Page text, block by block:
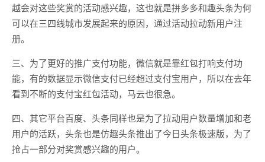
越会对这些奖赏的活动感兴趣，这也就是拼多多和趣头条为何
可以在三四线城市发展起来的原因，通过活动拉动新用户注
册。
三、为了更好的推广支付功能，微信就是靠红包打响支付功
能，有的数据显示微信支付已经超过支付宝用户，所以在去年
看到不断的支付宝红包活动，马云也很急。
四、其它平台百度、头条同样也是为了拉动用户数量增加和老
用户的活跃，头条也是仿趣头条推出了今日头条极速版，为了
抢占一部分对奖赏感兴趣的用户。